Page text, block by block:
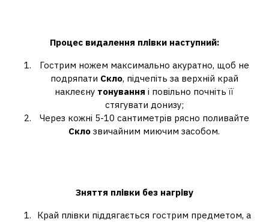
Процес видалення плівки наступний:
Гострим ножем максимально акуратно, щоб не
подряпати Скло, підчепіть за верхній край
наклеєну тонування і повільно почніть її
стягувати донизу;
Через кожні 5-10 сантиметрів рясно поливайте
Скло звичайним миючим засобом.
Зняття плівки без нагріву
Край плівки піддягається гострим предметом, а